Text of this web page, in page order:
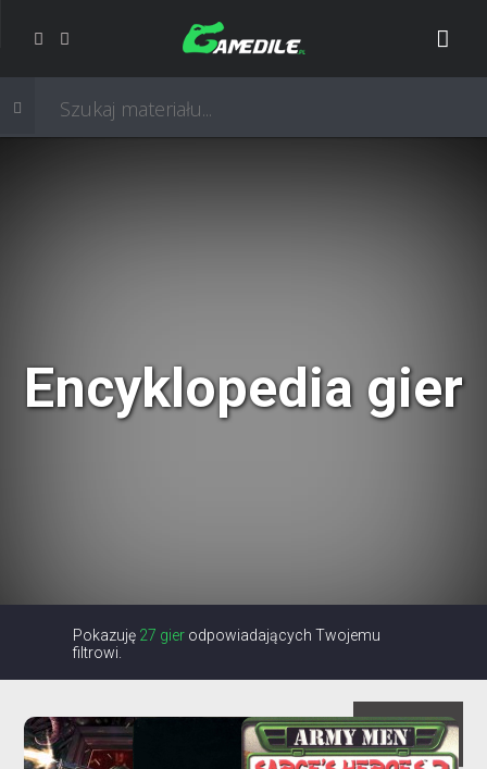
Encyklopedia gier
Pokazuję 27 gier odpowiadających Twojemu
filtrowi.
Wszystkie
gry